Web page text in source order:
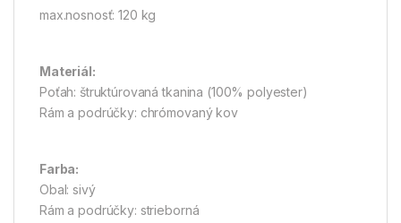
max.nosnosť: 120 kg
Materiál:
Poťah: štruktúrovaná tkanina (100% polyester)
Rám a podrúčky: chrómovaný kov
Farba:
Obal: sivý
Rám a podrúčky: strieborná